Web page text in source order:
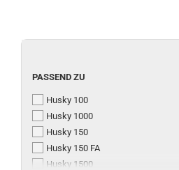
PASSEND ZU
Husky 100
Husky 1000
Husky 150
Husky 150 FA
Husky 1500